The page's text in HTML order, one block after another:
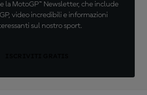
la MotoGP™ Newsletter, che include
video incredibili e informazioni
sul nostro sport.